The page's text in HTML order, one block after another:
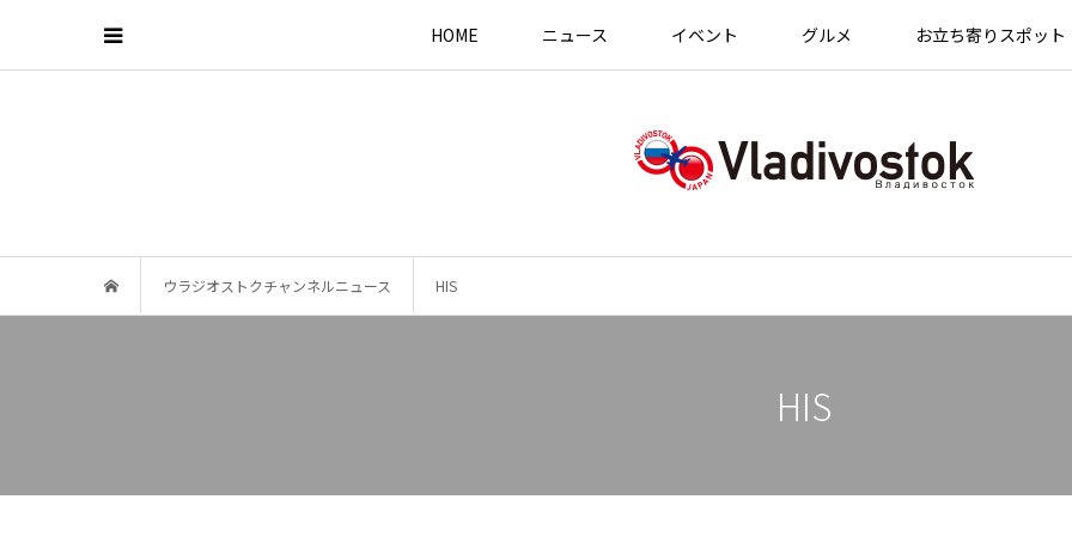
HOME ニュース イベント グルメ お立ち寄りスポット
ウラジオストクチャンネルニュース HIS
HIS